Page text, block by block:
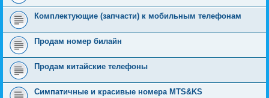
Комплектующие (запчасти) к мобильным телефонам
Продам номер билайн
Продам китайские телефоны
Симпатичные и красивые номера MTS&KS